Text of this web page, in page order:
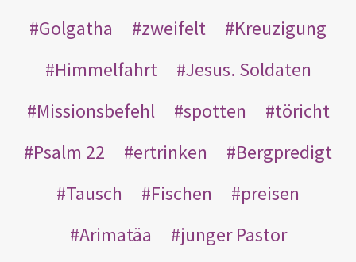
Golgatha
zweifelt
Kreuzigung
Himmelfahrt
Jesus. Soldaten
Missionsbefehl
spotten
töricht
Psalm 22
ertrinken
Bergpredigt
Tausch
Fischen
preisen
Arimatäa
junger Pastor